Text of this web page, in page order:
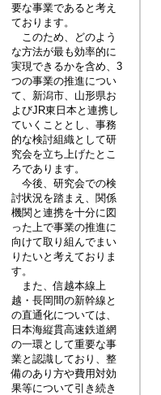
要な事業であると考え
ております。
このため、どのよう
な方法が最も効率的に
実現できるかを含め、3
つの事業の推進につい
て、新潟市、山形県お
よびJR東日本と連携し
ていくこととし、事務
的な検討組織として研
究会を立ち上げたとこ
ろであります。
今後、研究会での検
討状況を踏まえ、関係
機関と連携を十分に図
った上で事業の推進に
向けて取り組んでまい
りたいと考えておりま
す。
また、信越本線上
越・長岡間の新幹線と
の直通化については、
日本海縦貫高速鉄道網
の一環として重要な事
業と認識しており、整
備のあり方や費用対効
果等について引き続き